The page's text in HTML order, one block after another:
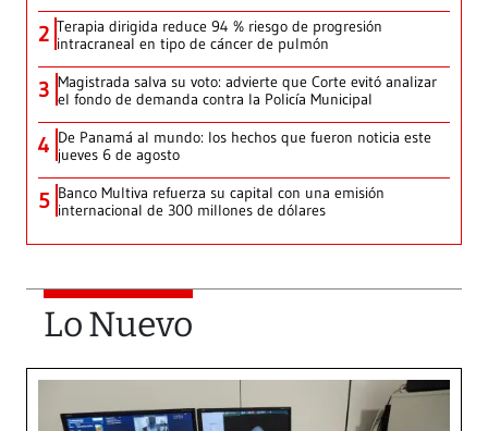
2 Terapia dirigida reduce 94 % riesgo de progresión
intracraneal en tipo de cáncer de pulmón
3 Magistrada salva su voto: advierte que Corte evitó analizar
el fondo de demanda contra la Policía Municipal
4 De Panamá al mundo: los hechos que fueron noticia este
jueves 6 de agosto
5 Banco Multiva refuerza su capital con una emisión
internacional de 300 millones de dólares
Lo Nuevo